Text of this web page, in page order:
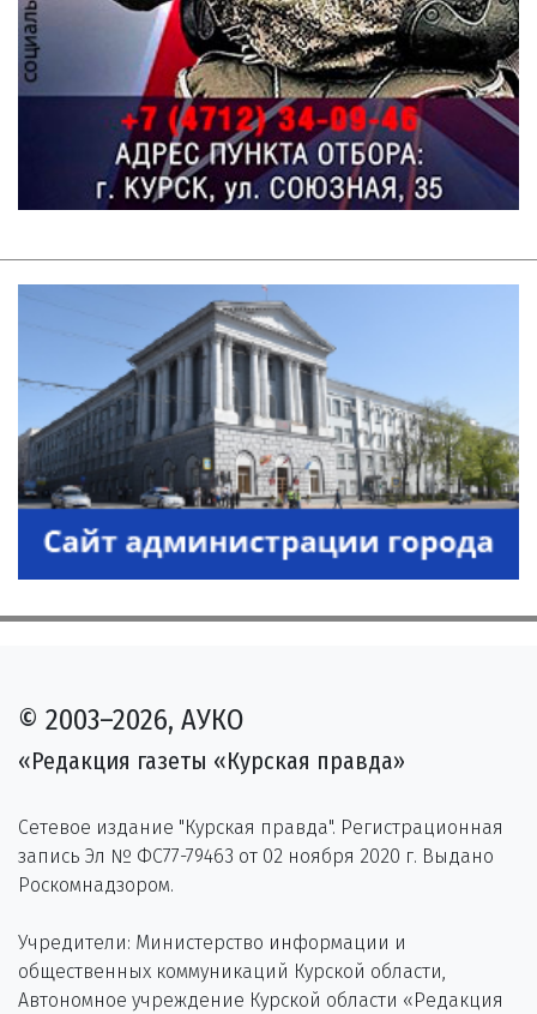
© 2003–2026, АУКО
«Редакция газеты «Курская правда»
Сетевое издание "Курская правда". Регистрационная
запись Эл № ФС77-79463 от 02 ноября 2020 г. Выдано
Роскомнадзором.
Учредители: Министерство информации и
общественных коммуникаций Курской области,
Автономное учреждение Курской области «Редакция